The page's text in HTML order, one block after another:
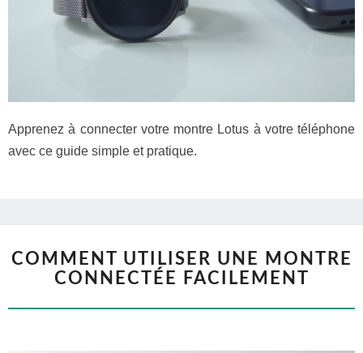
Apprenez à connecter votre montre Lotus à votre téléphone
avec ce guide simple et pratique.
COMMENT UTILISER UNE MONTRE
CONNECTÉE FACILEMENT